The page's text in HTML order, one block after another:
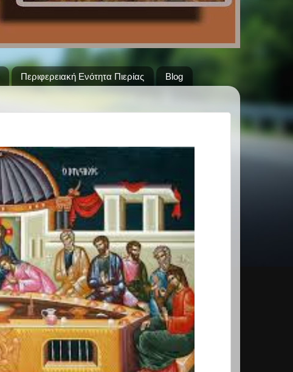
Περιφερειακή Ενότητα Πιερίας Blog